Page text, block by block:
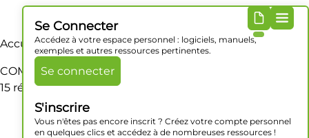
Se Connecter
Accédez à votre espace personnel : logiciels, manuels,
exemples et autres ressources pertinentes.
Se connecter
S'inscrire
Vous n'êtes pas encore inscrit ? Créez votre compte personnel
en quelques clics et accédez à de nombreuses ressources !
Accueil/ Produit Série / COM 1 : 1 port RS232 (4 fils)
COM 1 : 1 port RS232 (4 fils)
15 résultats affichés